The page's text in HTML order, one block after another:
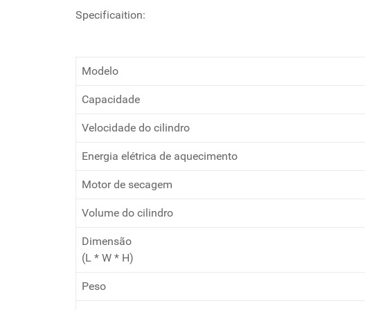
Specificaition:
Modelo
Capacidade
Velocidade do cilindro
Energia elétrica de aquecimento
Motor de secagem
Volume do cilindro
Dimensão
(L * W * H)
Peso